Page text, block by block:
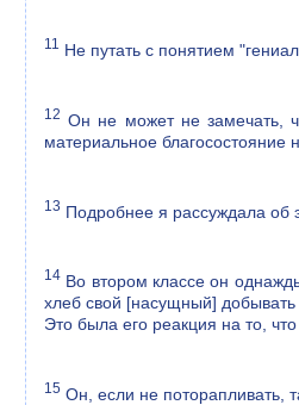
11 Не путать с понятием
12 Он не может не замечать,
материальное
13 Подробнее я рассуждала об
14 Во втором классе он
хлеб свой [насущный] добывать
Это была его реакция на то,
15 Он, если не поторапливать,